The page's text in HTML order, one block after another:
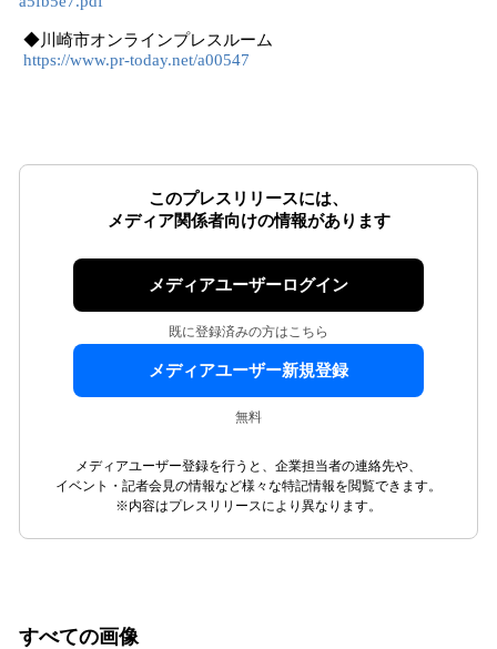
◆川崎市オンラインプレスルーム
https://www.pr-today.net/a00547
このプレスリリースには、
メディア関係者向けの情報があります
メディアユーザーログイン
既に登録済みの方はこちら
メディアユーザー新規登録
無料
メディアユーザー登録を行うと、企業担当者の連絡先や、
イベント・記者会見の情報など様々な特記情報を閲覧できます。
※内容はプレスリリースにより異なります。
すべての画像